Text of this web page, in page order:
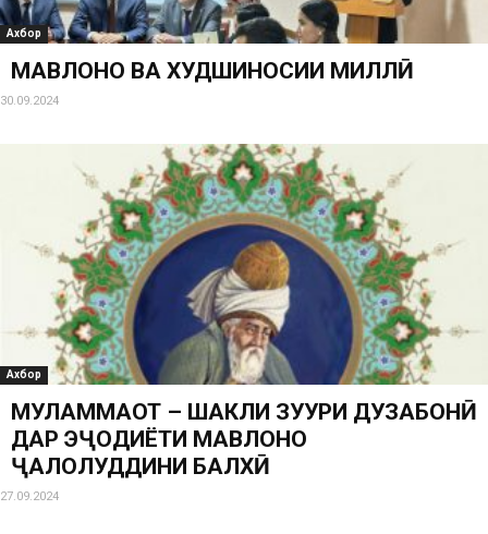
Ахбор
МАВЛОНО ВА ХУДШИНОСИИ МИЛЛӢ
30.09.2024
Ахбор
МУЛАММАОТ – ШАКЛИ ЗУҲУРИ ДУЗАБОНӢ
ДАР ЭҶОДИЁТИ МАВЛОНО
ҶАЛОЛУДДИНИ БАЛХӢ
27.09.2024